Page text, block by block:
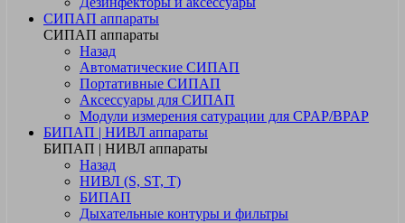
СИПАП аппараты
СИПАП аппараты
Назад
Автоматические СИПАП
Портативные СИПАП
Аксессуары для СИПАП
Модули измерения сатурации для CPAP/BPAP
БИПАП | НИВЛ аппараты
БИПАП | НИВЛ аппараты
Назад
НИВЛ (S, ST, T)
БИПАП
Дыхательные контуры и фильтры